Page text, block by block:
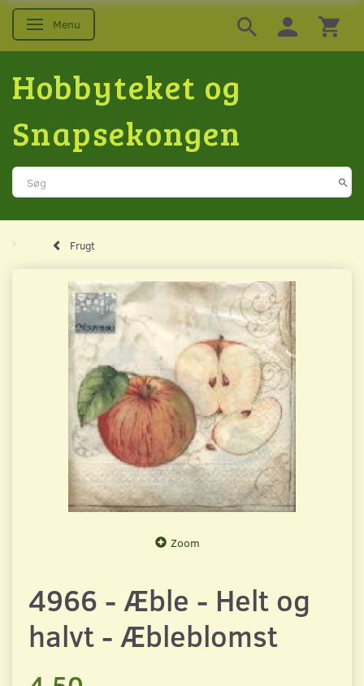
Skifte navigation
Menu
Hobbyteket og
Snapsekongen
Frugt
Zoom
4966 - Æble - Helt og
halvt - Æbleblomst